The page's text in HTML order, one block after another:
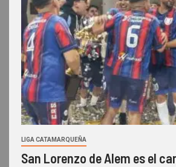
LIGA CATAMARQUEÑA
San Lorenzo de Alem es el